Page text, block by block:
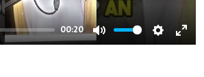
00:20
Mute Settings